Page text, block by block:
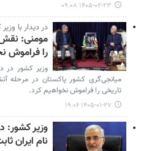
۱۴۰۵-۰۲-۲۳ ۰۹:۰۸
در دیدار با
مومنی:
را فراموش
وزیر کشور در
میانجی‌گری کشور پاکستان در
تاریخی را فراموش نخواهیم کرد.
۱۴۰۵-۰۱-۲۷ ۱۹:۰۶
وزیر کشور:
نام ایران